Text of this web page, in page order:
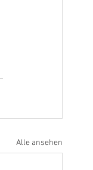
Alle ansehen